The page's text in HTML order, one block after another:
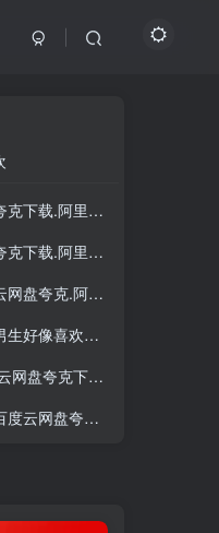
云盘.中字.(2026)
云盘.中字.(2026)
下载.中字.(2021)
下载.阿里云盘.中字.(2026)
里云盘.中字.(2026)
里云盘.中字.(2026)